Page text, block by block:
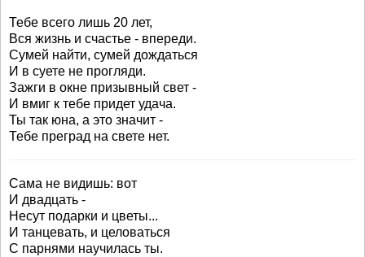
Тебе всего лишь 20 лет,
Вся жизнь и счастье - впереди.
Сумей найти, сумей дождаться
И в суете не прогляди.
Зажги в окне призывный свет -
И вмиг к тебе придет удача.
Ты так юна, а это значит -
Тебе преград на свете нет.
Сама не видишь: вот
И двадцать -
Несут подарки и цветы...
И танцевать, и целоваться
С парнями научилась ты.